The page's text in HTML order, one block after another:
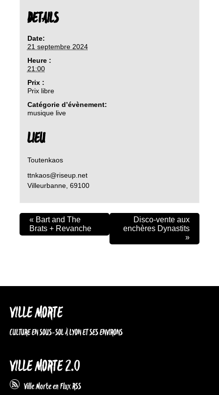
DETAILS
Date:
21 septembre 2024
Heure :
21:00
Prix :
Prix libre
Catégorie d’évènement:
musique live
LIEU
Toutenkaos
ttnkaos@riseup.net
Villeurbanne, 69100
« Bart and The
Brats + Revanche
Disco-vente aux
enchères Dynastits
»
VILLE MORTE
CULTURE EN SOUS-SOL À LYON ET SES ENVIRONS
VILLE MORTE 2.0
Ville Morte en Flux RSS